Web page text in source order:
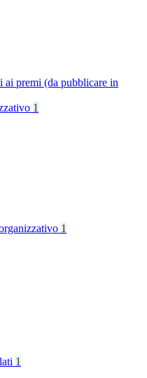
ai premi (da pubblicare in
1
1
1